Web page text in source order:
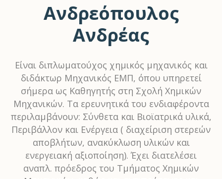
Ανδρεόπουλος
Ανδρέας
Είναι διπλωματούχος χημικός μηχανικός και
διδάκτωρ Μηχανικός ΕΜΠ, όπου υπηρετεί
σήμερα ως Καθηγητής στη Σχολή Χημικών
Μηχανικών. Τα ερευνητικά του ενδιαφέροντα
περιλαμβάνουν: Σύνθετα και Βιοϊατρικά υλικά,
Περιβάλλον και Ενέργεια ( διαχείριση στερεών
αποβλήτων, ανακύκλωση υλικών και
ενεργειακή αξιοποίηση). Έχει διατελέσει
αναπλ. πρόεδρος του Τμήματος Χημικών